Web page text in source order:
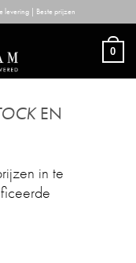
levering | Beste prijzen
0
EN
in te